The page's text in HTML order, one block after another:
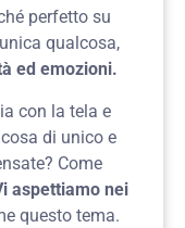
perfetto su
qualcosa,
ed emozioni.
con la tela e
di unico e
Come
aspettiamo nei
questo tema.